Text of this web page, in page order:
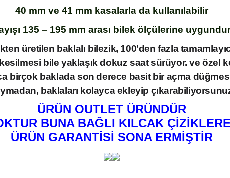
40 mm ve 41 mm kasalarla da kullanılabilir
135 – 195 mm arası bilek ölçülerine uygundur
üretilen baklalı bilezik, 100’den fazla
bile yaklaşık dokuz saat sürüyor. ve özel
birçok baklada son derece basit bir açma
baklaları kolayca ekleyip
ÜRÜN OUTLET ÜRÜNDÜR
BUNA BAĞLI KILCAK
ÜRÜN GARANTİSİ SONA ERMİŞTİR